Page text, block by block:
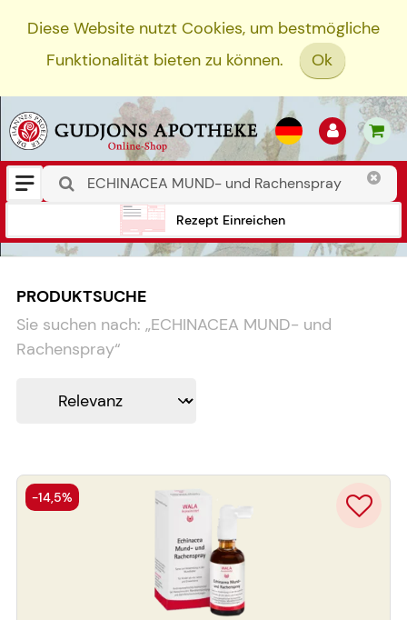
Diese Website nutzt Cookies, um bestmögliche
Funktionalität bieten zu können.
Ok
Rezept Einreichen
PRODUKTSUCHE
Sie suchen nach: „ECHINACEA MUND- und
Rachenspray“
-14,5%